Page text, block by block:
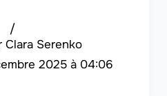
Clara Serenko
/
2025 à 04:06